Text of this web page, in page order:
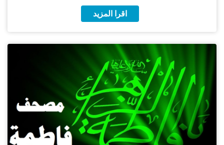
اقرا المزيد